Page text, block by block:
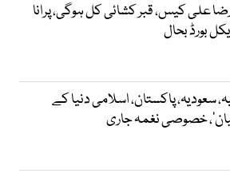
علی کیس، قبر کشائی کل ہوگی، پرانا
بورڈ بحال
سعودیہ، پاکستان، اسلامی دنیا کے
خصوصی نغمہ جاری